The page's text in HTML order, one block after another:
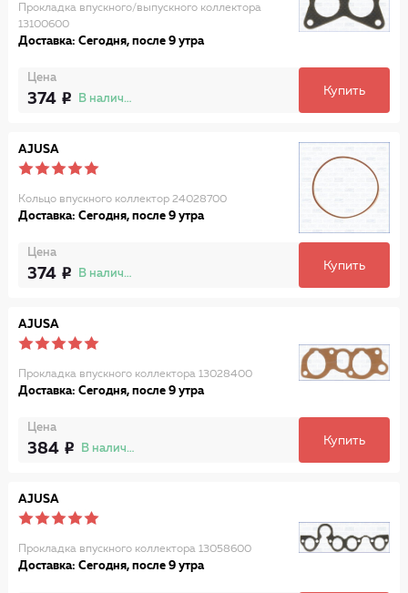
Прокладка впускного/выпускного коллектора
13100600
Доставка: Сегодня, после 9 утра
Цена
374 В наличии
Купить
AJUSA
Кольцо впускного коллектор 24028700
Доставка: Сегодня, после 9 утра
Цена
374 В наличии
Купить
AJUSA
Прокладка впускного коллектора 13028400
Доставка: Сегодня, после 9 утра
Цена
384 В наличии
Купить
AJUSA
Прокладка впускного коллектора 13058600
Доставка: Сегодня, после 9 утра